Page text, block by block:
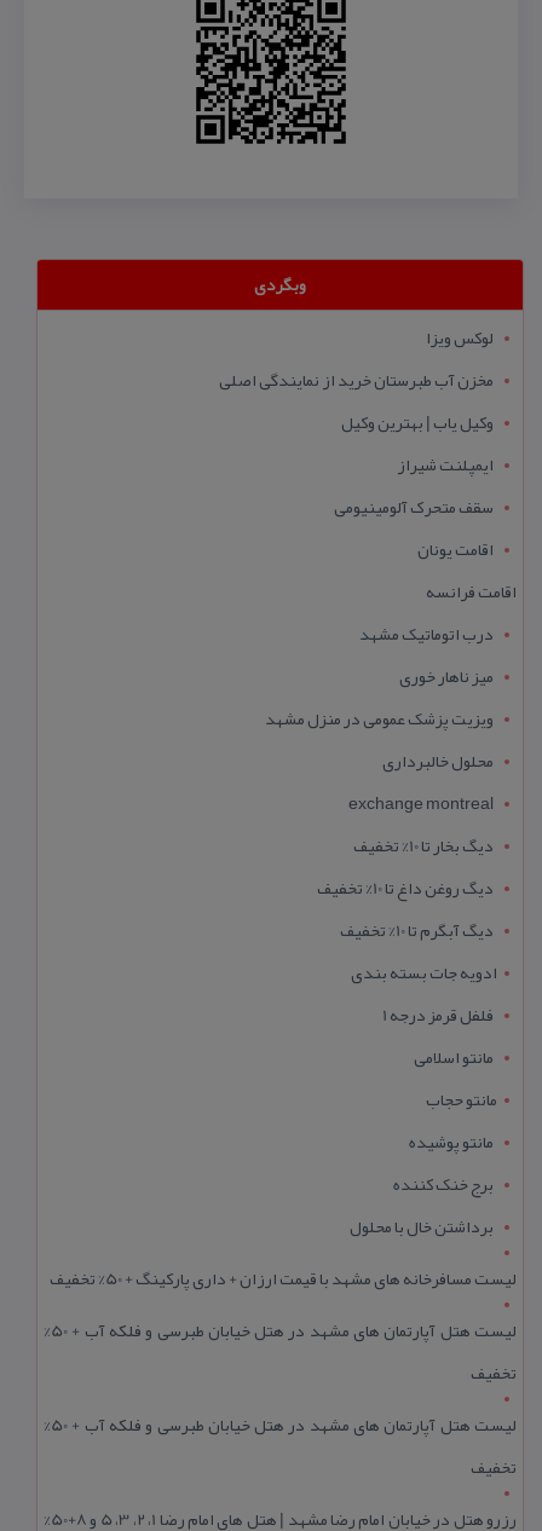
وبگردی
لوکس ویزا
مخزن آب طبرستان خرید از نمایندگی اصلی
وکیل یاب | بهترین وکیل
ایمپلنت شیراز
سقف متحرک آلومینیومی
اقامت یونان
اقامت فرانسه
درب اتوماتیک مشهد
میز ناهار خوری
ویزیت پزشک عمومی در منزل مشهد
محلول خالبرداری
exchange montreal
دیگ بخار تا 10% تخفیف
دیگ روغن داغ تا 10% تخفیف
دیگ آبگرم تا 10% تخفیف
ادویه جات بسته بندی
فلفل قرمز درجه 1
مانتو اسلامی
مانتو حجاب
مانتو پوشیده
برج خنک کننده
برداشتن خال با محلول
لیست مسافرخانه های مشهد با قیمت ارزان + داری پارکینگ + 50% تخفیف
لیست هتل آپارتمان های مشهد در هتل خیابان طبرسی و فلکه آب + 50%
تخفیف
لیست هتل آپارتمان های مشهد در هتل خیابان طبرسی و فلکه آب + 50%
تخفیف
رزرو هتل در خیابان امام رضا مشهد | هتل‌ های امام رضا 1، 2، 3، 5 و 8+50%